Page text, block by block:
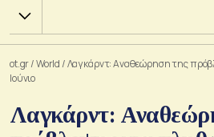
Χ.Α.
ot.gr/World /Λαγκάρντ: Αναθεώρηση της
Ιούνιο
Λαγκάρντ: